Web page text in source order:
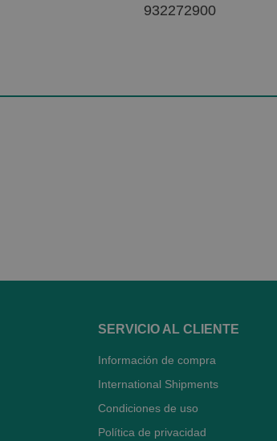
932272900
SERVICIO AL CLIENTE
Información de compra
International Shipments
Condiciones de uso
Política de privacidad